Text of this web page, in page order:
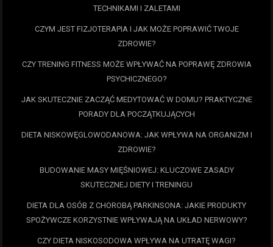
TECHNIKAMI I ZALETAMI
CZYM JEST FIZJOTERAPIA I JAK MOŻE POPRAWIĆ TWOJE
ZDROWIE?
CZY TRENING FITNESS MOŻE WPŁYWAĆ NA POPRAWĘ ZDROWIA
PSYCHICZNEGO?
JAK SKUTECZNIE ZACZĄĆ MEDYTOWAĆ W DOMU? PRAKTYCZNE
PORADY DLA POCZĄTKUJĄCYCH
DIETA NISKOWĘGLOWODANOWA: JAK WPŁYWA NA ORGANIZM I
ZDROWIE?
BUDOWANIE MASY MIĘŚNIOWEJ: KLUCZOWE ZASADY
SKUTECZNEJ DIETY I TRENINGU
DIETA DLA OSÓB Z CHOROBĄ PARKINSONA: JAKIE PRODUKTY
SPOŻYWCZE KORZYSTNIE WPŁYWAJĄ NA UKŁAD NERWOWY?
CZY DIETA NISKOSODOWA WPŁYWA NA UTRATĘ WAGI?